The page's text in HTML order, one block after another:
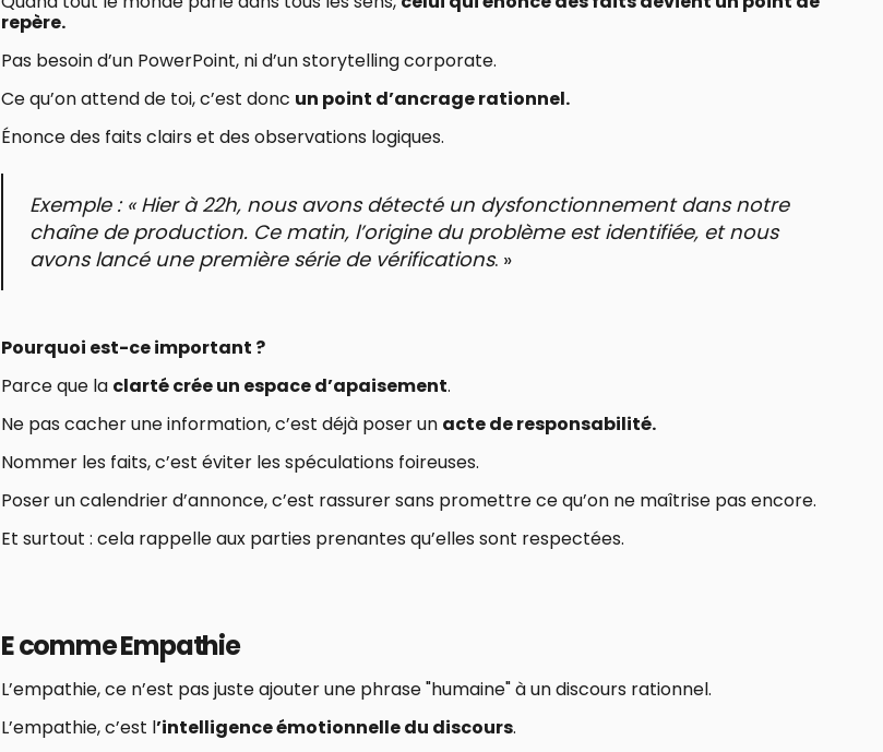
repère.
Pas besoin d’un PowerPoint, ni d’un storytelling corporate.
Ce qu’on attend de toi, c’est donc un point d’ancrage rationnel.
Énonce des faits clairs et des observations logiques.
Exemple : « Hier à 22h, nous avons détecté un dysfonctionnement dans notre
chaîne de production. Ce matin, l’origine du problème est identifiée, et nous
avons lancé une première série de vérifications. »
Pourquoi est-ce important ?
Parce que la clarté crée un espace d’apaisement.
Ne pas cacher une information, c’est déjà poser un acte de responsabilité.
Nommer les faits, c’est éviter les spéculations foireuses.
Poser un calendrier d’annonce, c’est rassurer sans promettre ce qu’on ne maîtrise pas encore.
Et surtout : cela rappelle aux parties prenantes qu’elles sont respectées.
E comme Empathie
L’empathie, ce n’est pas juste ajouter une phrase "humaine" à un discours rationnel.
L’empathie, c’est l’intelligence émotionnelle du discours.